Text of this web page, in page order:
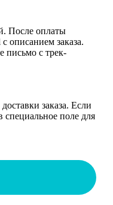
После оплаты
описанием заказа.
письмо с трек-
заказа. Если
специальное поле для